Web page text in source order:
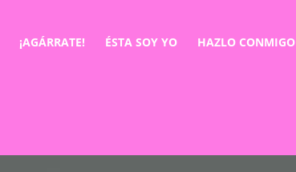
¡AGÁRRATE! ÉSTA SOY YO HAZLO CONMIGO